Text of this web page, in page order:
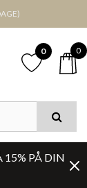
0 0
15% PÅ DIN